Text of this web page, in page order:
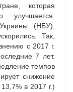
которая
(НБУ),
Так,
с 2017 г.
7 лет.
темпов
снижение
в 2017 г.)